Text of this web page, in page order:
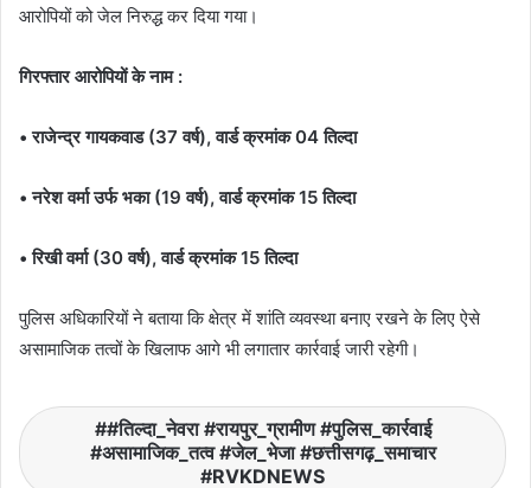
आरोपियों को जेल निरुद्ध कर दिया गया।
गिरफ्तार आरोपियों के नाम :
• राजेन्द्र गायकवाड (37 वर्ष), वार्ड क्रमांक 04 तिल्दा
• नरेश वर्मा उर्फ भका (19 वर्ष), वार्ड क्रमांक 15 तिल्दा
• रिखी वर्मा (30 वर्ष), वार्ड क्रमांक 15 तिल्दा
पुलिस अधिकारियों ने बताया कि क्षेत्र में शांति व्यवस्था बनाए रखने के लिए ऐसे
असामाजिक तत्वों के खिलाफ आगे भी लगातार कार्रवाई जारी रहेगी।
#तिल्दा_नेवरा #रायपुर_ग्रामीण #पुलिस_कार्रवाई
#असामाजिक_तत्व #जेल_भेजा #छत्तीसगढ़_समाचार
#RVKDNEWS